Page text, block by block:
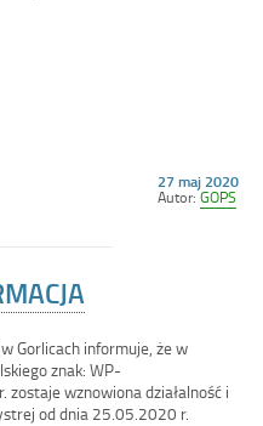
Opublikowano
w
27 maj 2020
Autor:GOPS
Gorlicach informuje, że w
znak: WP-
wznowiona działalność i
od dnia 25.05.2020 r.